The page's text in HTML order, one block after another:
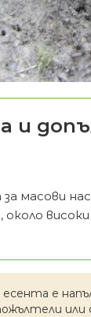
и
за масови
е
или